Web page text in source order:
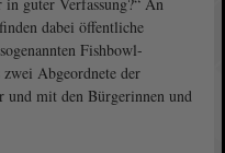
dabei öffentliche
Fishbowl-
Abgeordnete der
und mit den Bürgerinnen und